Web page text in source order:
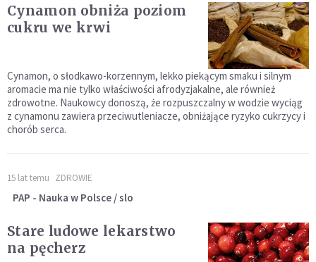
Cynamon obniża poziom
cukru we krwi
Cynamon, o słodkawo-korzennym, lekko piekącym smaku i silnym
aromacie ma nie tylko właściwości afrodyzjakalne, ale również
zdrowotne. Naukowcy donoszą, że rozpuszczalny w wodzie wyciąg
z cynamonu zawiera przeciwutleniacze, obniżające ryzyko cukrzycy i
chorób serca.
15 lat temu ZDROWIE
PAP - Nauka w Polsce / slo
Stare ludowe lekarstwo
na pęcherz